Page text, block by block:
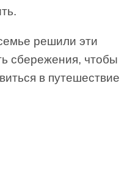
решили эти
сбережения, чтобы
в путешествие